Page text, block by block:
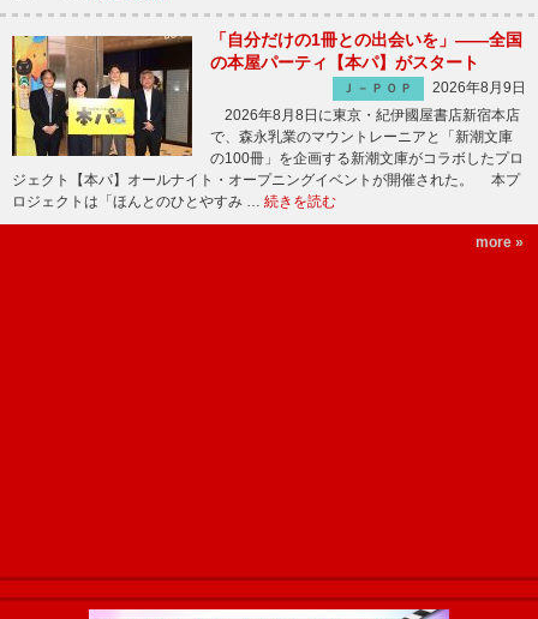
「自分だけの1冊との出会いを」――全国
の本屋パーティ【本パ】がスタート
Ｊ－ＰＯＰ
2026年8月9日
2026年8月8日に東京・紀伊國屋書店新宿本店
で、森永乳業のマウントレーニアと「新潮文庫
の100冊」を企画する新潮文庫がコラボしたプロ
ジェクト【本パ】オールナイト・オープニングイベントが開催された。 本プ
ロジェクトは「ほんとのひとやすみ … 続きを読む
more »